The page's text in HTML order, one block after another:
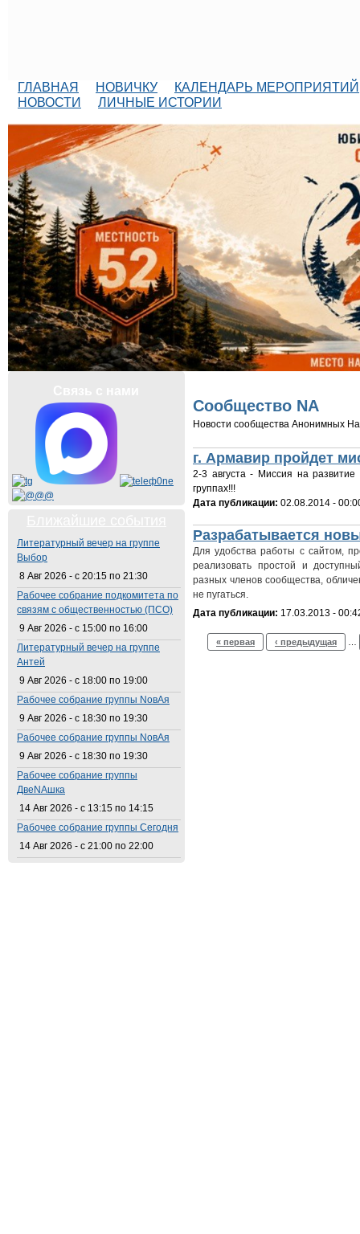
ГЛАВНАЯ НОВИЧКУ
КАЛЕНДАРЬ МЕРОПРИЯТИЙ
НОВОСТИ
ЛИЧНЫЕ ИСТОРИИ
Сообщество NA
Новости сообщества Анонимных
г. Армавир пройдет
2-3 августа - Миссия на
группах!!!
Дата публикации: 02.08.2014 -
Разрабатывается
Для удобства работы с сайтом,
реализовать простой и
разных членов сообщества,
не пугаться.
Дата публикации: 17.03.2013 -
Страницы
« первая ‹ предыдущая
Литературный вечер на группе
Выбор
8 Авг 2026 - с 20:15 по 21:30
Рабочее собрание подкомитета по
связям с общественностью (ПСО)
9 Авг 2026 - с 15:00 по 16:00
Литературный вечер на группе
Антей
9 Авг 2026 - с 18:00 по 19:00
Рабочее собрание группы NовАя
9 Авг 2026 - с 18:30 по 19:30
Рабочее собрание группы NовАя
9 Авг 2026 - с 18:30 по 19:30
Рабочее собрание группы
ДвеNAшка
14 Авг 2026 - с 13:15 по 14:15
Рабочее собрание группы Сегодня
14 Авг 2026 - с 21:00 по 22:00